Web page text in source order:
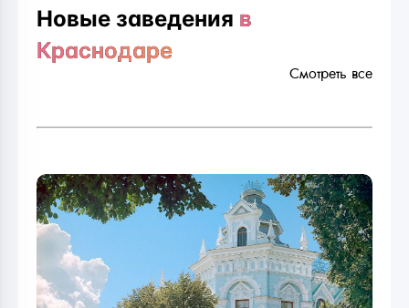
Новые заведения в
Краснодаре
Смотреть все